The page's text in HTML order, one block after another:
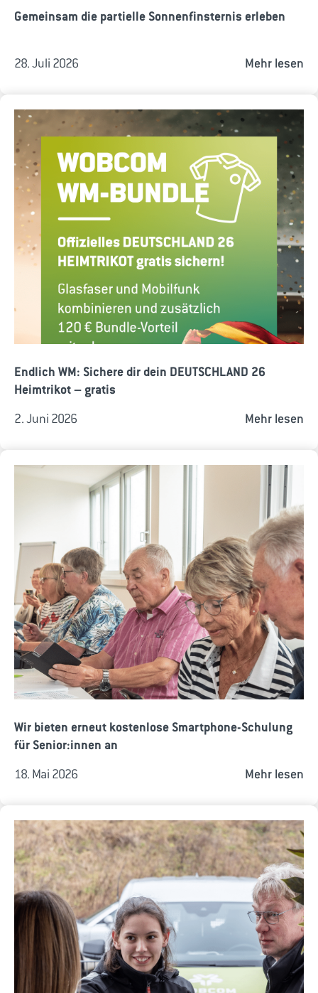
Gemeinsam die partielle Sonnenfinsternis erleben
28. Juli 2026 Mehr lesen
Endlich WM: Sichere dir dein DEUTSCHLAND 26
Heimtrikot – gratis
2. Juni 2026 Mehr lesen
Wir bieten erneut kostenlose Smartphone-Schulung
für Senior:innen an
18. Mai 2026 Mehr lesen